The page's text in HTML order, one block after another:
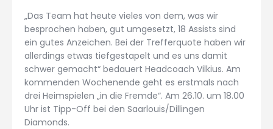
„Das Team hat heute vieles von dem, was wir
besprochen haben, gut umgesetzt, 18 Assists sind
ein gutes Anzeichen. Bei der Trefferquote haben wir
allerdings etwas tiefgestapelt und es uns damit
schwer gemacht“ bedauert Headcoach Vilkius. Am
kommenden Wochenende geht es erstmals nach
drei Heimspielen „in die Fremde“. Am 26.10. um 18.00
Uhr ist Tipp-Off bei den Saarlouis/Dillingen
Diamonds.